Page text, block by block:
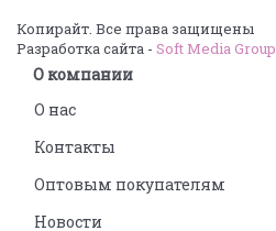
Копирайт. Все права защищены
Разработка сайта - Soft Media Group
О компании
О нас
Контакты
Оптовым покупателям
Новости